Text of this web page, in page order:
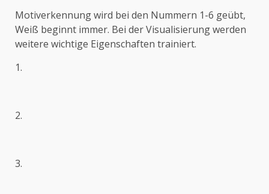
Motiverkennung wird bei den Nummern 1-6 geübt,
Weiß beginnt immer. Bei der Visualisierung werden
weitere wichtige Eigenschaften trainiert.
1.
2.
3.